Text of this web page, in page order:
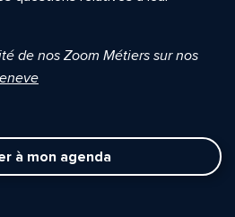
de nos Zoom Métiers sur nos
à mon agenda